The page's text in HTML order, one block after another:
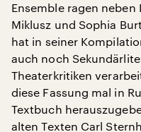
Ensemble ragen
Miklusz und Sophia
hat in seiner
auch noch
Theaterkritiken
diese Fassung mal in
Textbuch
alten Texten Carl